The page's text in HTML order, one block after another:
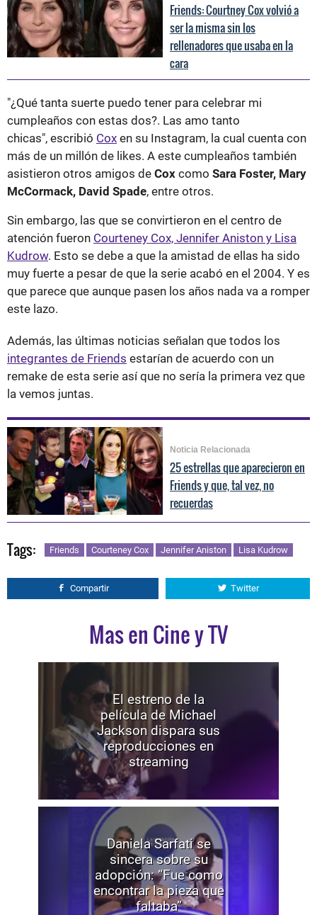
Friends: Courtney Cox volvió a
ser la misma sin los
rellenadores que usaba en la
cara
"¿Qué tanta suerte puedo tener para celebrar mi
cumpleaños con estas dos?. Las amo tanto
chicas", escribió Cox en su Instagram, la cual cuenta con
más de un millón de likes. A este cumpleaños también
asistieron otros amigos de Cox como Sara Foster, Mary
McCormack, David Spade, entre otros.
Sin embargo, las que se convirtieron en el centro de
atención fueron Courteney Cox, Jennifer Aniston y Lisa
Kudrow. Esto se debe a que la amistad de ellas ha sido
muy fuerte a pesar de que la serie acabó en el 2004. Y es
que parece que aunque pasen los años nada va a romper
este lazo.
Además, las últimas noticias señalan que todos los
integrantes de Friends estarían de acuerdo con un
remake de esta serie así que no sería la primera vez que
la vemos juntas.
Noticia Relacionada
25 estrellas que aparecieron en
Friends y que, tal vez, no
recuerdas
Tags: Friends Courteney Cox Jennifer Aniston Lisa Kudrow
Compartir Twitter
Mas en Cine y TV
El estreno de la
película de Michael
Jackson dispara sus
reproducciones en
streaming
Daniela Sarfati se
sincera sobre su
adopción: “Fue como
encontrar la pieza que
faltaba”